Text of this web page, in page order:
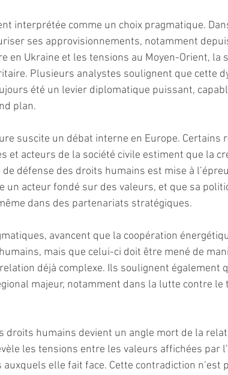
interprétée comme un choix pragmatique.
ses approvisionnements, notamment
en Ukraine et les tensions au Moyen-Orient, la
Plusieurs analystes soulignent que cette
été un levier diplomatique puissant,
plan.
suscite un débat interne en Europe. Certains
et acteurs de la société civile estiment que la
défense des droits humains est mise à
un acteur fondé sur des valeurs, et que sa
dans des partenariats stratégiques.
avancent que la coopération
mais que celui-ci doit être mené de
déjà complexe. Ils soulignent également
majeur, notamment dans la lutte contre
droits humains devient un angle mort de la
les tensions entre les valeurs affichées par
elle fait face. Cette contradiction n’est